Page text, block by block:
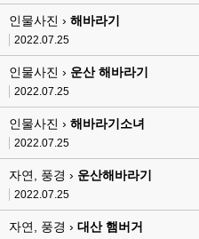
인물사진 › 해바라기
2022.07.25
인물사진 › 운산 해바라기
2022.07.25
인물사진 › 해바라기소녀
2022.07.25
자연, 풍경 › 운산해바라기
2022.07.25
자연, 풍경 › 대산 햄버거